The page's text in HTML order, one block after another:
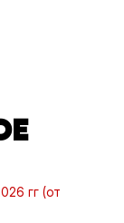
гг (от